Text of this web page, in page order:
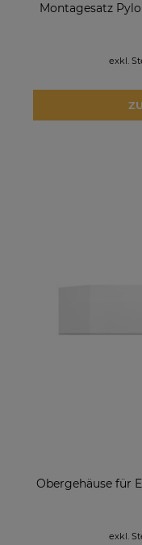
Montagesatz
exkl.
Obergehäuse für
exkl.